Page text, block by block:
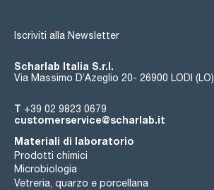
Iscriviti alla Newsletter
Scharlab Italia S.r.l.
Via Massimo D’Azeglio 20- 26900 LODI (LO)
T +39 02 9823 0679
customerservice@scharlab.it
Materiali di laboratorio
Prodotti chimici
Microbiologia
Vetreria, quarzo e porcellana